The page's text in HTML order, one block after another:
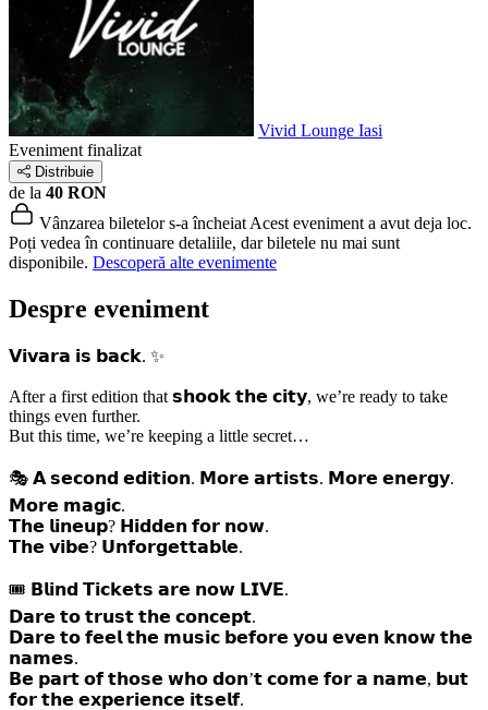
Vivid Lounge Iasi
Eveniment finalizat
Distribuie
de la 40 RON
Vânzarea biletelor s-a încheiat Acest eveniment a avut deja loc.
Poți vedea în continuare detaliile, dar biletele nu mai sunt
disponibile. Descoperă alte evenimente
Despre eveniment
𝗩𝗶𝘃𝗮𝗿𝗮 𝗶𝘀 𝗯𝗮𝗰𝗸. ✨
After a first edition that 𝘀𝗵𝗼𝗼𝗸 𝘁𝗵𝗲 𝗰𝗶𝘁𝘆, we’re ready to take
things even further.
But this time, we’re keeping a little secret…
🎭 𝗔 𝘀𝗲𝗰𝗼𝗻𝗱 𝗲𝗱𝗶𝘁𝗶𝗼𝗻. 𝗠𝗼𝗿𝗲 𝗮𝗿𝘁𝗶𝘀𝘁𝘀. 𝗠𝗼𝗿𝗲 𝗲𝗻𝗲𝗿𝗴𝘆.
𝗠𝗼𝗿𝗲 𝗺𝗮𝗴𝗶𝗰.
𝗧𝗵𝗲 𝗹𝗶𝗻𝗲𝘂𝗽? 𝗛𝗶𝗱𝗱𝗲𝗻 𝗳𝗼𝗿 𝗻𝗼𝘄.
𝗧𝗵𝗲 𝘃𝗶𝗯𝗲? 𝗨𝗻𝗳𝗼𝗿𝗴𝗲𝘁𝘁𝗮𝗯𝗹𝗲.
🎟 𝗕𝗹𝗶𝗻𝗱 𝗧𝗶𝗰𝗸𝗲𝘁𝘀 𝗮𝗿𝗲 𝗻𝗼𝘄 𝗟𝗜𝗩𝗘.
𝗗𝗮𝗿𝗲 𝘁𝗼 𝘁𝗿𝘂𝘀𝘁 𝘁𝗵𝗲 𝗰𝗼𝗻𝗰𝗲𝗽𝘁.
𝗗𝗮𝗿𝗲 𝘁𝗼 𝗳𝗲𝗲𝗹 𝘁𝗵𝗲 𝗺𝘂𝘀𝗶𝗰 𝗯𝗲𝗳𝗼𝗿𝗲 𝘆𝗼𝘂 𝗲𝘃𝗲𝗻 𝗸𝗻𝗼𝘄 𝘁𝗵𝗲
𝗻𝗮𝗺𝗲𝘀.
𝗕𝗲 𝗽𝗮𝗿𝘁 𝗼𝗳 𝘁𝗵𝗼𝘀𝗲 𝘄𝗵𝗼 𝗱𝗼𝗻’𝘁 𝗰𝗼𝗺𝗲 𝗳𝗼𝗿 𝗮 𝗻𝗮𝗺𝗲, 𝗯𝘂𝘁
𝗳𝗼𝗿 𝘁𝗵𝗲 𝗲𝘅𝗽𝗲𝗿𝗶𝗲𝗻𝗰𝗲 𝗶𝘁𝘀𝗲𝗹𝗳.